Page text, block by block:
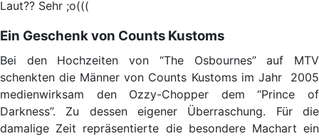
Laut?? Sehr ;o(((
Ein Geschenk von Counts Kustoms
Bei den Hochzeiten von “The Osbournes” auf MTV
schenkten die Männer von Counts Kustoms im Jahr 2005
medienwirksam den Ozzy-Chopper dem “Prince of
Darkness”. Zu dessen eigener Überraschung. Für die
damalige Zeit repräsentierte die besondere Machart ein